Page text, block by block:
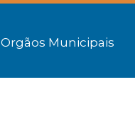
Orgãos Municipais